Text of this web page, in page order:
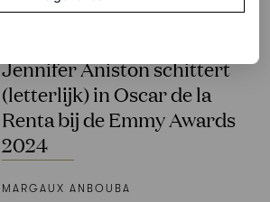
Jennifer Aniston schittert
(letterlijk) in Oscar de la
Renta bij de Emmy Awards
2024
MARGAUX ANBOUBA